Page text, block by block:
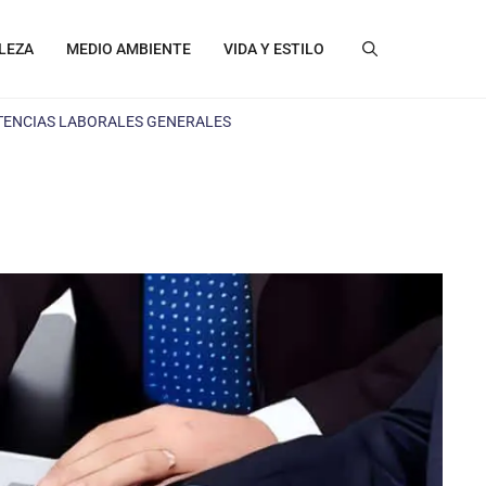
MEDIO AMBIENTE VIDA Y ESTILO
LABORALES GENERALES